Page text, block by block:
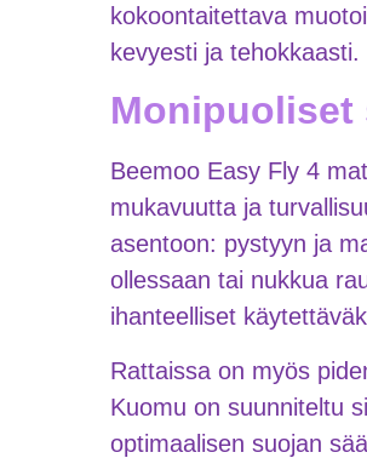
kokoontaitettava
kevyesti ja tehokkaasti.
Monipuoliset
Beemoo Easy Fly 4
mukavuutta ja
asentoon: pystyyn ja
ollessaan tai nukkua
ihanteelliset
Rattaissa on myös
Kuomu on suunniteltu
optimaalisen suojan